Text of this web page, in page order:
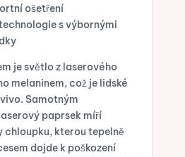
ošetření
s výbornými
je světlo z laserového
melaninem, což je lidské
Samotným
paprsek míří
chloupku, kterou tepelně
dojde k poškození